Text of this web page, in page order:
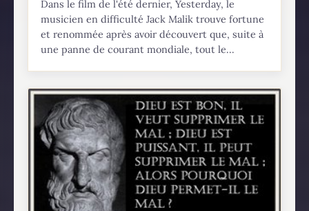
Dans le film de l'été dernier, Yesterday, le
musicien en difficulté Jack Malik trouve fortune
et renommée après avoir découvert que, suite à
une panne de courant mondiale, tout le...